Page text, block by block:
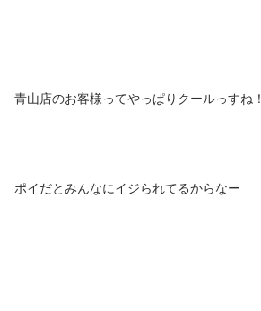
青山店のお客様ってやっぱりクールっすね！
ポイだとみんなにイジられてるからなー